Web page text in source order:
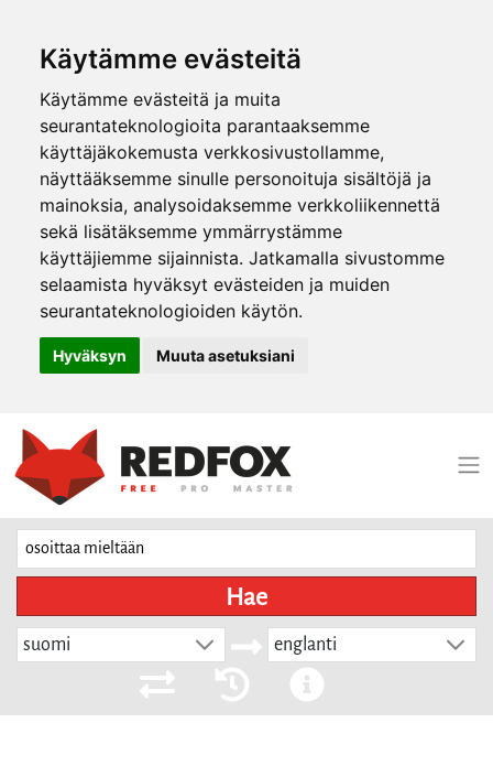
Käytämme evästeitä
Käytämme evästeitä ja muita
seurantateknologioita parantaaksemme
käyttäjäkokemusta verkkosivustollamme,
näyttääksemme sinulle personoituja sisältöjä ja
mainoksia, analysoidaksemme verkkoliikennettä
sekä lisätäksemme ymmärrystämme
käyttäjiemme sijainnista. Jatkamalla sivustomme
selaamista hyväksyt evästeiden ja muiden
seurantateknologioiden käytön.
Hyväksyn Muuta asetuksiani
Hae
suomi englanti